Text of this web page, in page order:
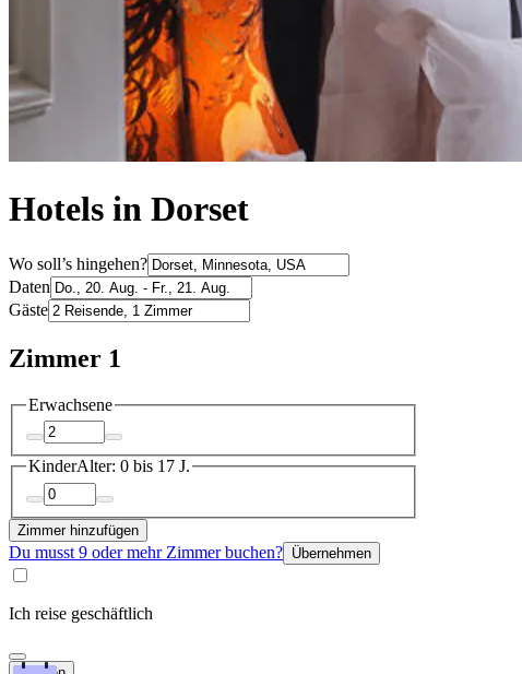
Hotels in Dorset
Wo soll’s hingehen?
Daten
Gäste
Zimmer 1
Erwachsene
KinderAlter: 0 bis 17 J.
Zimmer hinzufügen
Du musst 9 oder mehr Zimmer buchen? Übernehmen
Ich reise geschäftlich